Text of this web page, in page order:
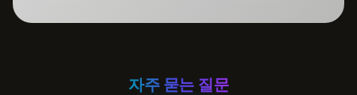
자주 묻는 질문